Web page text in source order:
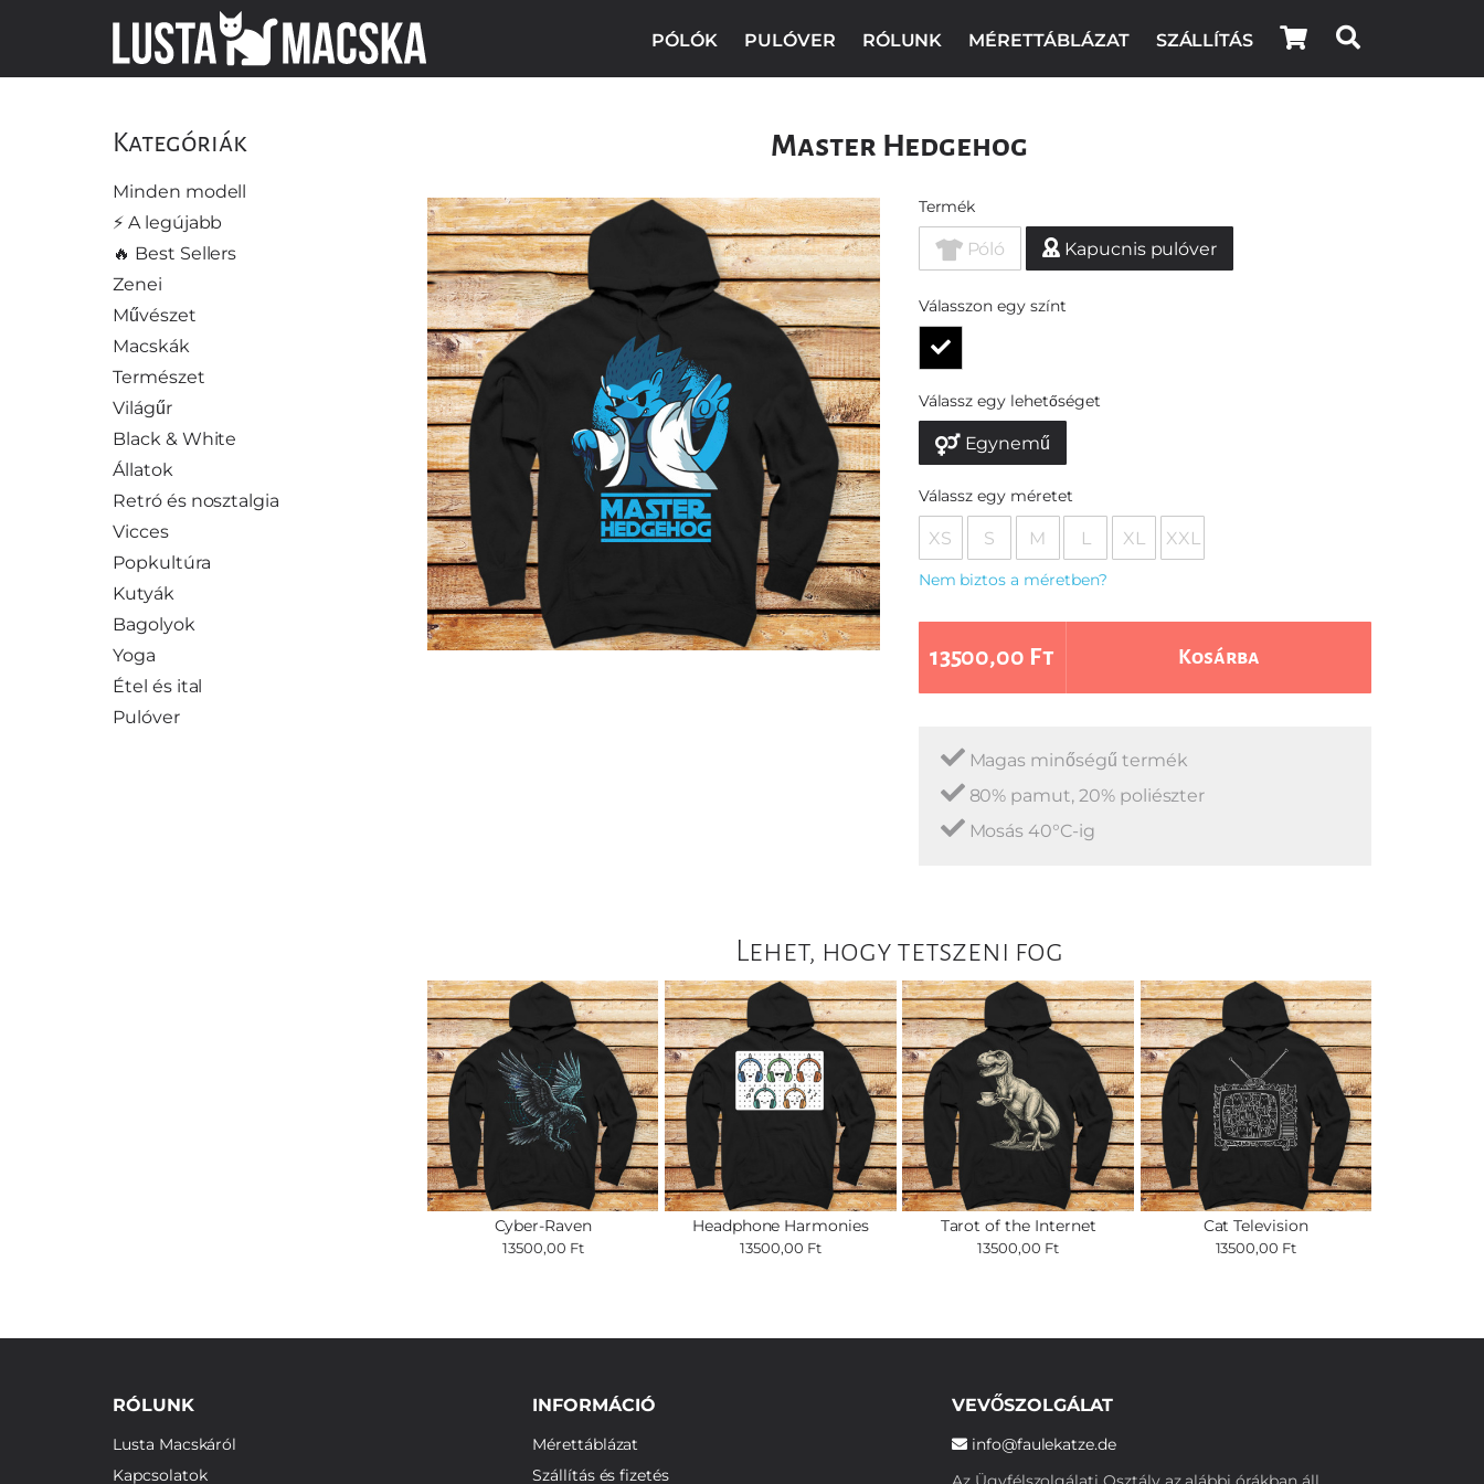
PÓLÓK PULÓVER RÓLUNK MÉRETTÁBLÁZAT SZÁLLÍTÁS
Kategóriák
Minden modell
⚡️ A legújabb
🔥 Best Sellers
Zenei
Művészet
Macskák
Természet
Világűr
Black & White
Állatok
Retró és nosztalgia
Vicces
Popkultúra
Kutyák
Bagolyok
Yoga
Étel és ital
Pulóver
Master Hedgehog
Termék
Póló Kapucnis pulóver
Válasszon egy színt
Válassz egy lehetőséget
Egynemű
Válassz egy méretet
XS S M L XL XXL
Nem biztos a méretben?
13500,00 Ft Kosárba
Magas minőségű termék
80% pamut, 20% poliészter
Mosás 40°C-ig
Lehet, hogy tetszeni fog
Cyber-Raven
13500,00 Ft
Headphone Harmonies
13500,00 Ft
Tarot of the Internet
13500,00 Ft
Cat Television
13500,00 Ft
RÓLUNK
Lusta Macskáról
Kapcsolatok
INFORMÁCIÓ
Mérettáblázat
Szállítás és fizetés
VEVŐSZOLGÁLAT
info@faulekatze.de